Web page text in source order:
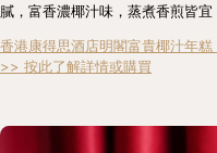
膩，富香濃椰汁味，蒸煮香煎皆宜
香港康得思酒店明閣富貴椰汁年
>> 按此了解詳情或購買